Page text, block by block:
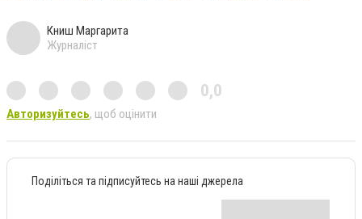
Книш Маргарита
Журналіст
0,0
Авторизуйтесь, щоб оцінити
Поділіться та підписуйтесь на наші джерела